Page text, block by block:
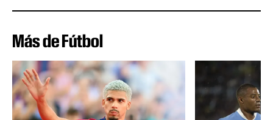
Más de Fútbol